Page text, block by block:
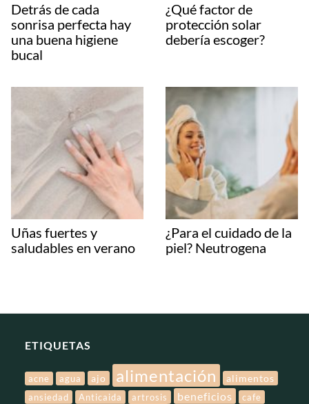
Detrás de cada
sonrisa perfecta hay
una buena higiene
bucal
¿Qué factor de
protección solar
debería escoger?
Uñas fuertes y
saludables en verano
¿Para el cuidado de la
piel? Neutrogena
ETIQUETAS
acne agua ajo alimentación alimentos
ansiedad Anticaida artrosis beneficios
cafe